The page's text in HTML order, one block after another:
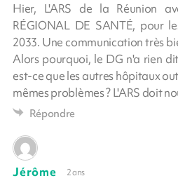
Hier, L'ARS de la Réunion
RÉGIONAL DE SANTÉ, pour
2033. Une communication très
Alors pourquoi, le DG n'a rien
est-ce que les autres hôpitaux
mêmes problèmes ? L'ARS doit
Répondre
Jérôme 2 ans